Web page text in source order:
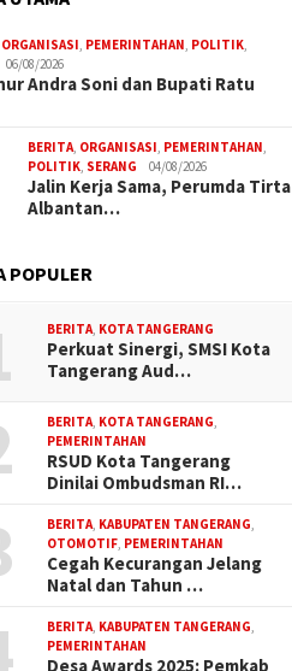
ORGANISASI, PEMERINTAHAN, POLITIK,
06/08/2026
Andra Soni dan Bupati Ratu
BERITA, ORGANISASI, PEMERINTAHAN,
POLITIK, SERANG 04/08/2026
Jalin Kerja Sama, Perumda Tirta
Albantan…
POPULER
BERITA, KOTA TANGERANG
Perkuat Sinergi, SMSI Kota
Tangerang Aud…
BERITA, KOTA TANGERANG,
PEMERINTAHAN
RSUD Kota Tangerang
Dinilai Ombudsman RI…
BERITA, KABUPATEN TANGERANG,
OTOMOTIF, PEMERINTAHAN
Cegah Kecurangan Jelang
Natal dan Tahun …
BERITA, KABUPATEN TANGERANG,
PEMERINTAHAN
Desa Awards 2025: Pemkab